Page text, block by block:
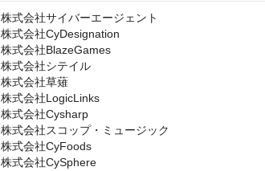
株式会社サイバーエージェント
株式会社CyDesignation
株式会社BlazeGames
株式会社シテイル
株式会社草薙
株式会社LogicLinks
株式会社Cysharp
株式会社スコップ・ミュージック
株式会社CyFoods
株式会社CySphere